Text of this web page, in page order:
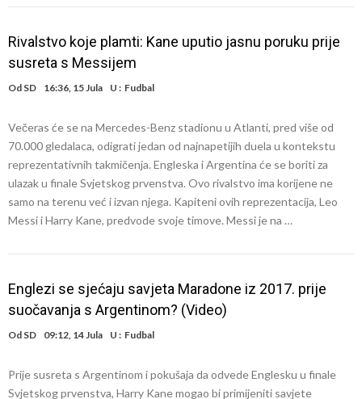
Rivalstvo koje plamti: Kane uputio jasnu poruku prije
susreta s Messijem
Od SD 16:36, 15 Jula U : Fudbal
Večeras će se na Mercedes-Benz stadionu u Atlanti, pred više od
70.000 gledalaca, odigrati jedan od najnapetijih duela u kontekstu
reprezentativnih takmičenja. Engleska i Argentina će se boriti za
ulazak u finale Svjetskog prvenstva. Ovo rivalstvo ima korijene ne
samo na terenu već i izvan njega. Kapiteni ovih reprezentacija, Leo
Messi i Harry Kane, predvode svoje timove. Messi je na …
Englezi se sjećaju savjeta Maradone iz 2017. prije
suočavanja s Argentinom? (Video)
Od SD 09:12, 14 Jula U : Fudbal
Prije susreta s Argentinom i pokušaja da odvede Englesku u finale
Svjetskog prvenstva, Harry Kane mogao bi primijeniti savjete